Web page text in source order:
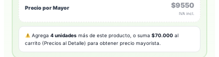
Precio por Mayor $9550
IVA incl.
Agrega4 unidades más de este producto, o suma$70.000 al
carrito (Precios al Detalle) para obtener precio mayorista.